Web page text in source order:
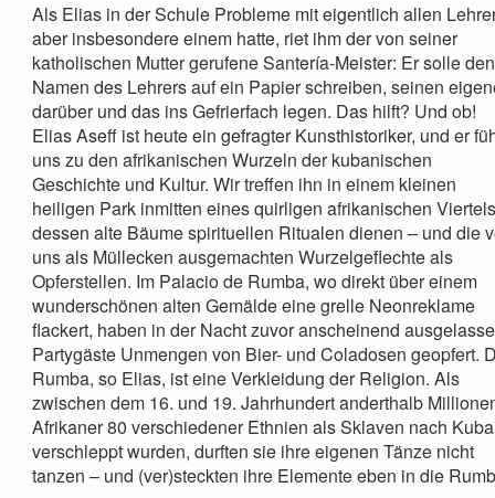
Als Elias in der Schule Probleme mit eigentlich allen
aber insbesondere einem hatte, riet ihm der von seiner
katholischen Mutter gerufene Santería-Meister: Er solle den
Namen des Lehrers auf ein Papier schreiben, seinen
darüber und das ins Gefrierfach legen. Das hilft? Und ob!
Elias Aseff ist heute ein gefragter Kunsthistoriker, und er
uns zu den afrikanischen Wurzeln der kubanischen
Geschichte und Kultur. Wir treffen ihn in einem kleinen
heiligen Park inmitten eines quirligen afrikanischen
dessen alte Bäume spirituellen Ritualen dienen – und die
uns als Müllecken ausgemachten Wurzelgeflechte als
Opferstellen. Im Palacio de Rumba, wo direkt über einem
wunderschönen alten Gemälde eine grelle Neonreklame
flackert, haben in der Nacht zuvor anscheinend
Partygäste Unmengen von Bier- und Coladosen geopfert.
Rumba, so Elias, ist eine Verkleidung der Religion. Als
zwischen dem 16. und 19. Jahrhundert anderthalb
Afrikaner 80 verschiedener Ethnien als Sklaven nach Kuba
verschleppt wurden, durften sie ihre eigenen Tänze nicht
tanzen – und (ver)steckten ihre Elemente eben in die